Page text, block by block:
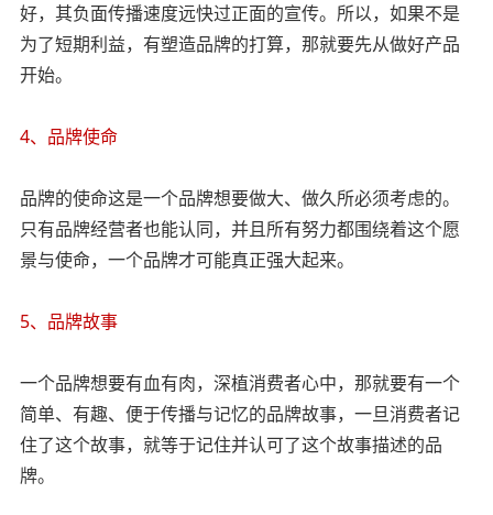
好，其负面传播速度远快过正面的宣传。所以，如果不是
为了短期利益，有塑造品牌的打算，那就要先从做好产品
开始。
4、品牌使命
品牌的使命这是一个品牌想要做大、做久所必须考虑的。
只有品牌经营者也能认同，并且所有努力都围绕着这个愿
景与使命，一个品牌才可能真正强大起来。
5、品牌故事
一个品牌想要有血有肉，深植消费者心中，那就要有一个
简单、有趣、便于传播与记忆的品牌故事，一旦消费者记
住了这个故事，就等于记住并认可了这个故事描述的品
牌。